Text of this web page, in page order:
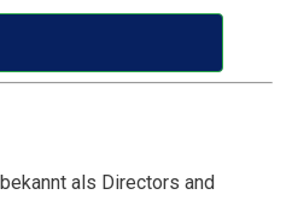
als Directors and